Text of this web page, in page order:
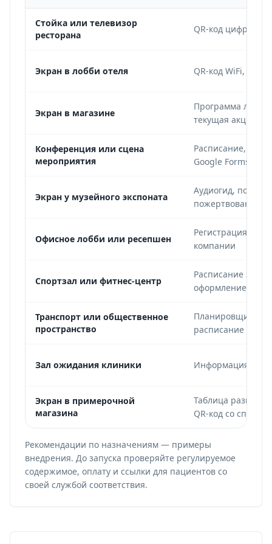
Стойка или телевизор
ресторана
QR-код
Экран в лобби отеля QR-код WiFi,
Экран в магазине
Программа
текущая акция
Конференция или сцена
мероприятия
Расписание,
Google Forms
Экран у музейного экспоната
Аудиогид,
пожертвований
Офисное лобби или ресепшен
Регистрация
компании
Спортзал или фитнес-центр
Расписание
оформление
Транспорт или общественное
пространство
Планировщик
расписание
Зал ожидания клиники Информация для
Экран в примерочной
магазина
Таблица
QR-код со
Рекомендации по назначениям — примеры
внедрения. До запуска проверяйте регулируемое
содержимое, оплату и ссылки для пациентов со
своей службой соответствия.